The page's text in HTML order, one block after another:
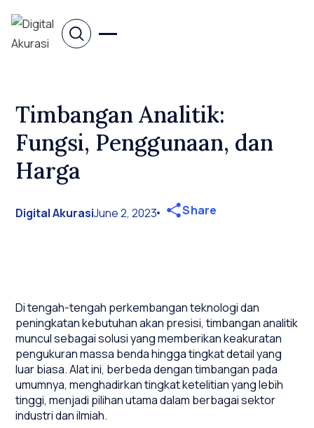
Timbangan Analitik:
Fungsi, Penggunaan, dan
Harga
Digital AkurasiJune 2, 2023 Share
Di tengah-tengah perkembangan teknologi dan
peningkatan kebutuhan akan presisi, timbangan analitik
muncul sebagai solusi yang memberikan keakuratan
pengukuran massa benda hingga tingkat detail yang
luar biasa. Alat ini, berbeda dengan timbangan pada
umumnya, menghadirkan tingkat ketelitian yang lebih
tinggi, menjadi pilihan utama dalam berbagai sektor
industri dan ilmiah.